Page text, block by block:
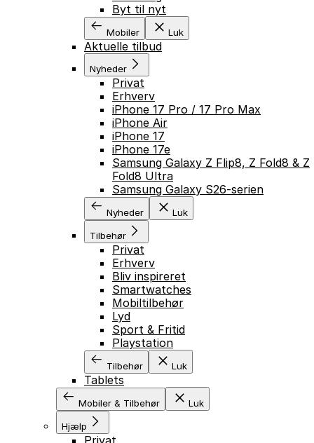
Byt til nyt
Mobiler Luk
Aktuelle tilbud
Nyheder
Privat
Erhverv
iPhone 17 Pro / 17 Pro Max
iPhone Air
iPhone 17
iPhone 17e
Samsung Galaxy Z Flip8, Z Fold8 & Z
Fold8 Ultra
Samsung Galaxy S26-serien
Nyheder Luk
Tilbehør
Privat
Erhverv
Bliv inspireret
Smartwatches
Mobiltilbehør
Lyd
Sport & Fritid
Playstation
Tilbehør Luk
Tablets
Mobiler & Tilbehør Luk
Hjælp
Privat